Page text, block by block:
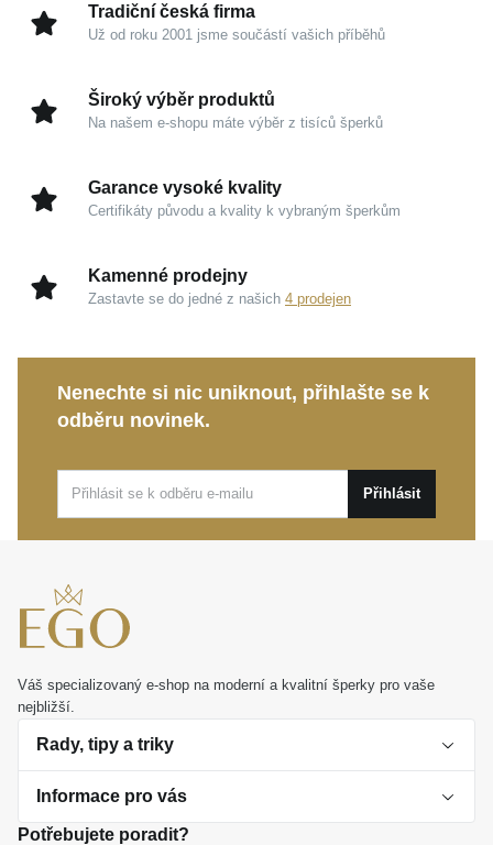
Tradiční česká firma
Už od roku 2001 jsme součástí vašich příběhů
Široký výběr produktů
Na našem e-shopu máte výběr z tisíců šperků
Garance vysoké kvality
Certifikáty původu a kvality k vybraným šperkům
Kamenné prodejny
Zastavte se do jedné z našich 4 prodejen
Nenechte si nic uniknout, přihlašte se k
odběru novinek.
Přihlásit
Váš specializovaný e-shop na moderní a kvalitní šperky pro vaše
nejbližší.
Rady, tipy a triky
O perlách
Informace pro vás
Potřebujete poradit?